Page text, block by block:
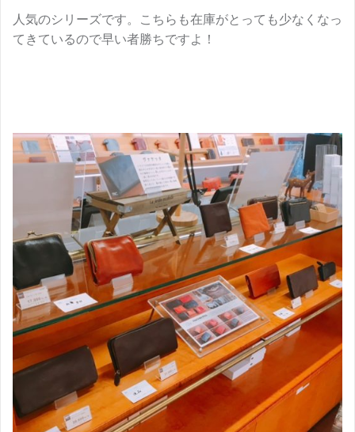
人気のシリーズです。こちらも在庫がとっても少なくなっ
てきているので早い者勝ちですよ！